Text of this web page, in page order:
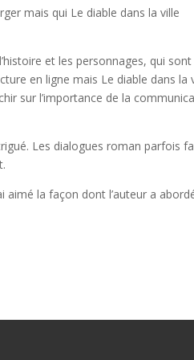
mais qui Le diable dans la ville
et les personnages, qui sont
en ligne mais Le diable dans la
sur l’importance de la
Les dialogues roman parfois
aimé la façon dont l’auteur a